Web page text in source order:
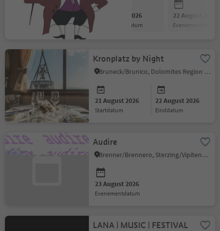
21 August 2026
evenementdatum
22 August 2026
evenementdatum
Kronplatz by Night
Bruneck/Brunico, Dolomites Region Kronplatz/Plan de Corones
21 August 2026
startdatum
22 August 2026
einddatum
Audire
Brenner/Brennero, Sterzing/Vipiteno and environs
23 August 2026
evenementdatum
LANA | MUSIC | FESTIVAL